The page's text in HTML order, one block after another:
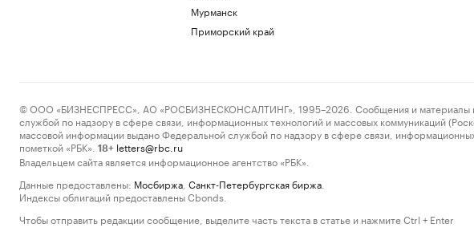
Мурманск
Приморский край
© ООО «БИЗНЕСПРЕСС», АО «РОСБИЗНЕСКОНСАЛТИНГ», 1995–2026. Сообщения и материалы
службой по надзору в сфере связи, информационных технологий и массовых коммуникаций
массовой информации выдано Федеральной службой по надзору в сфере связи,
пометкой «РБК».
18+ letters@rbc.ru
Владельцем сайта является информационное агентство «РБК».
Данные предоставлены: Мосбиржа Санкт-Петербургская биржа
Индексы облигаций предоставлены Cbonds.
Чтобы отправить редакции сообщение, выделите часть текста в статье и нажмите Ctrl + Enter